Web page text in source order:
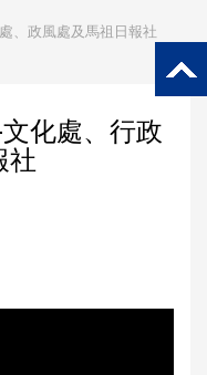
、政風處及馬祖日報社
化處、行政
社